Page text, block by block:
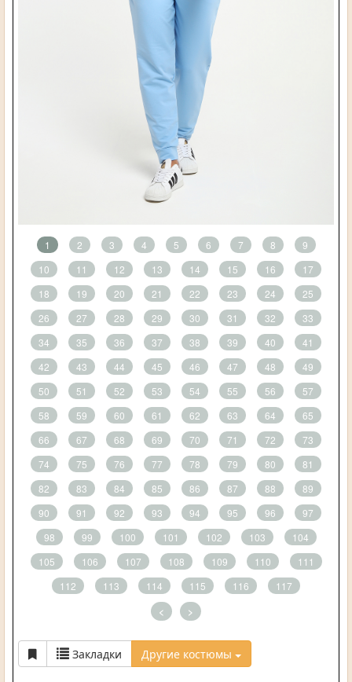
1 2 3 4 5 6 7 8
9
10
11 12 13 14 15 16
17
18
19 20 21 22 23 24
25
26
27 28 29 30 31 32
33
34
35 36 37 38 39 40
41
42
43 44 45 46 47 48
49
50
51 52 53 54 55 56
57
58
59 60 61 62 63 64
65
66
67 68 69 70 71 72
73
74
75 76 77 78 79 80
81
82
83 84 85 86 87 88
89
90
91 92 93 94 95 96
97
98
99 100 101 102 103
104
105
106 107 108 109 110
111
112
113 114 115 116 117
< >
Закладки Другие костюмы